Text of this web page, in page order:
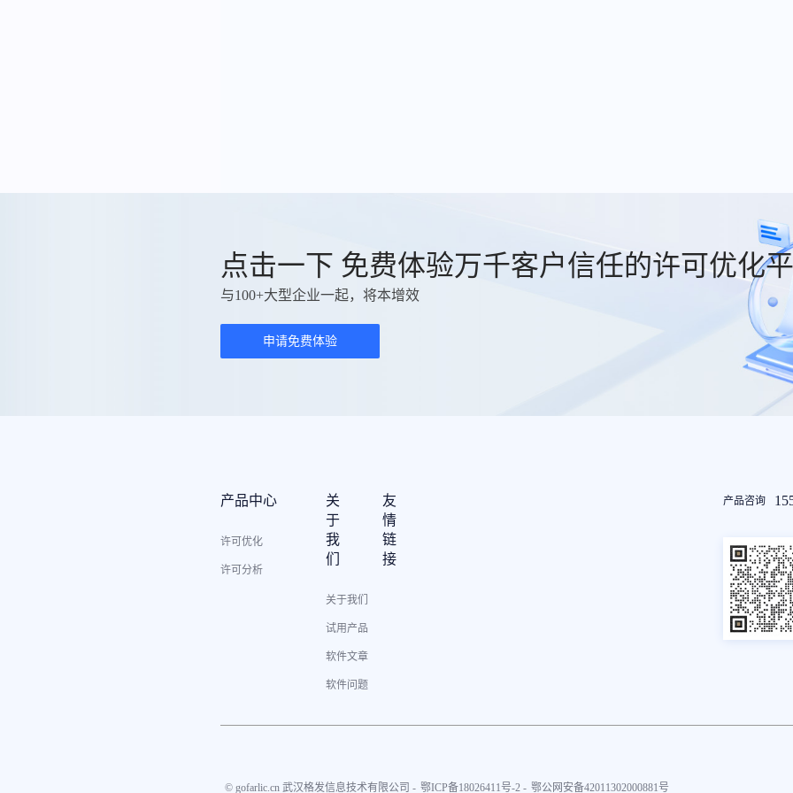
点击一下 免费体验万千客户信任的许可优化
与100+大型企业一起，将本增效
申请免费体验
产品中心
许可优化
许可分析
关
于
我
们
关于我们
试用产品
软件文章
软件问题
友
情
链
接
产品咨询
© gofarlic.cn 武汉格发信息技术有限公司 - 鄂ICP备18026411号-2 - 鄂公网安备42011302000881号